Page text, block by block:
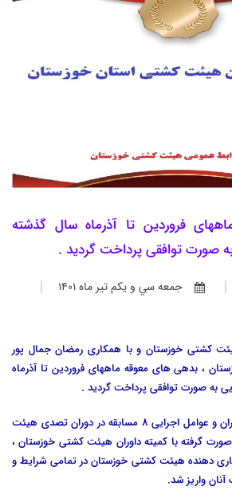
فروردین تا آذرماه سال گذشته
به صورت توافقی پرداخت گردید .
جمعه سي و يكم تير ماه 1401
کشتی خوزستان و با همکاری رمضان جمال پور
، بدهی های معوقه ماههای فروردین تا آذرماه
این بدهی ها مربوط به داوران و عوامل اجرایی 8 مسابقه در دوران تصدی هیئت
صورت گرفته با کمیته داوران هیئت کشتی خوزستان ،
دهنده هیئت کشتی خوزستان در تمامی شرایط و
واریز شد.